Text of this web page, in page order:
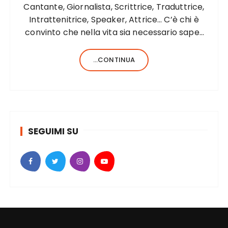
Cantante, Giornalista, Scrittrice, Traduttrice,
Intrattenitrice, Speaker, Attrice… C’è chi è
convinto che nella vita sia necessario saper
forse anche perché aiutato da una fortunata
formula del codice genetico, di cose ne…
...CONTINUA
SEGUIMI SU